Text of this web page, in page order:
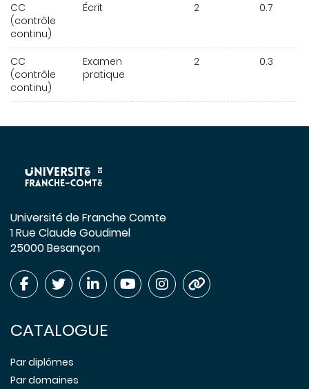
CC
(contrôle
continu)
Écrit 2 0.7
CC
(contrôle
continu)
Examen
pratique
2 0.3
Université de Franche Comte
1 Rue Claude Goudimel
25000 Besançon
CATALOGUE
Par diplômes
Par domaines